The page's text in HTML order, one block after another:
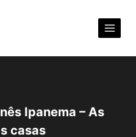
Ipanema – As
casas